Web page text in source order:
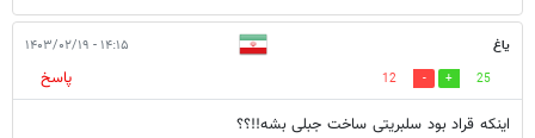
یاغ ۱۴:۱۵ - ۱۴۰۳/۰۲/۱۹
25
12
پاسخ
اینکه قراد بود سلبریتی ساخت جبلی بشه!!؟؟